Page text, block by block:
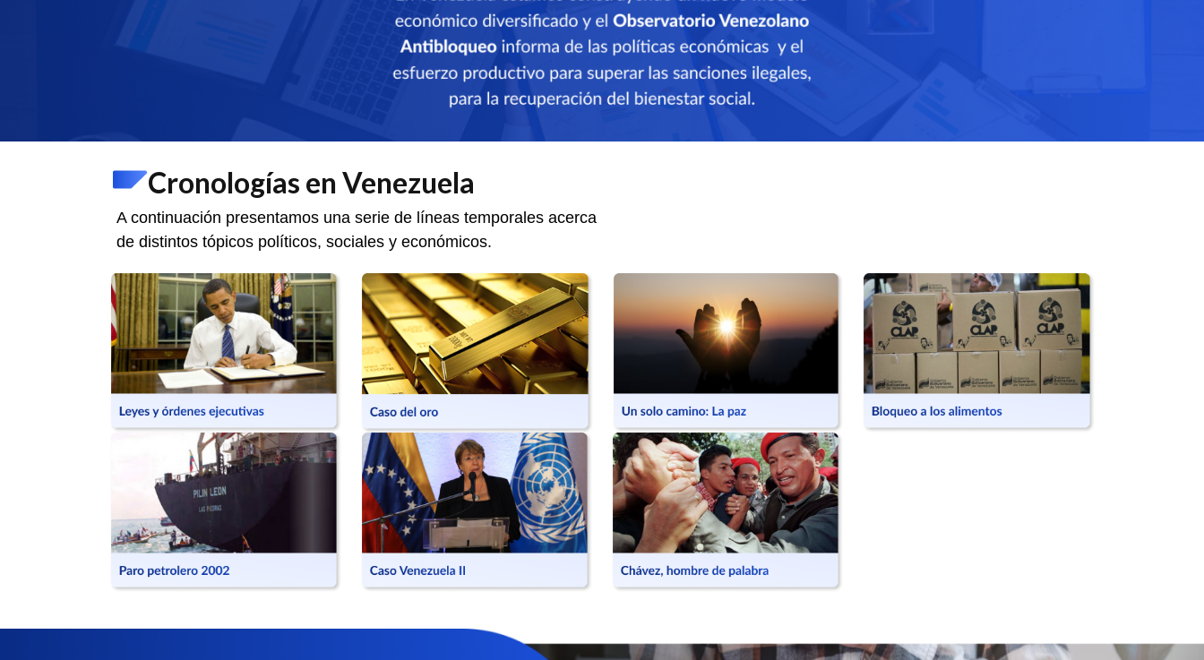
Cronologías en Venezuela
A continuación presentamos una serie de líneas temporales acerca
de distintos tópicos políticos, sociales y económicos.